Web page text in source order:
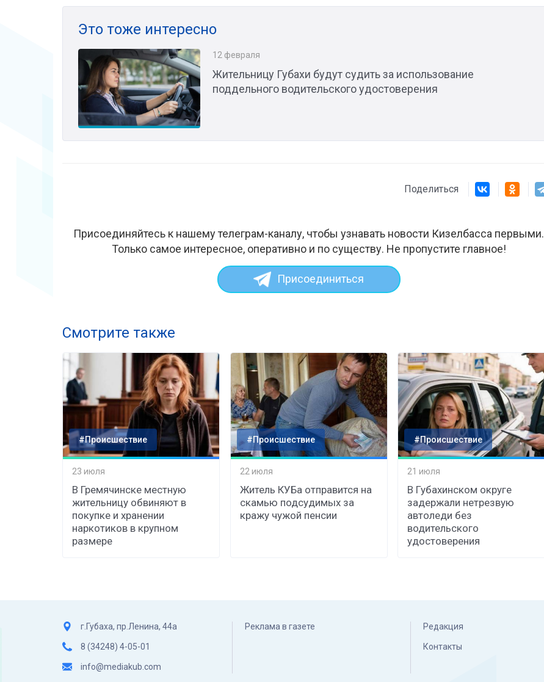
Это тоже интересно
12 февраля
Жительницу Губахи будут судить за использование
поддельного водительского удостоверения
Поделиться
Присоединяйтесь к нашему телеграм-каналу, чтобы узнавать новости Кизелбасса первыми.
Только самое интересное, оперативно и по существу. Не пропустите главное!
Присоединиться
Смотрите также
#Происшествие
23 июля
В Гремячинске местную
жительницу обвиняют в
покупке и хранении
наркотиков в крупном
размере
#Происшествие
22 июля
Житель КУБа отправится на
скамью подсудимых за
кражу чужой пенсии
#Происшествие
21 июля
В Губахинском округе
задержали нетрезвую
автоледи без
водительского
удостоверения
г.Губаха, пр.Ленина, 44а
8 (34248) 4-05-01
info@mediakub.com
Реклама в газете Редакция
Контакты